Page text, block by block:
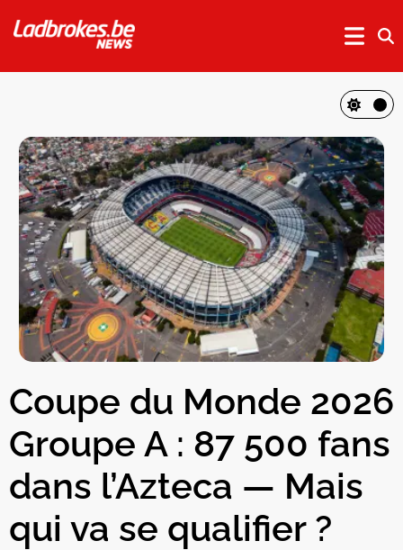
Coupe du Monde 2026
Groupe A : 87 500 fans
dans l’Azteca — Mais
qui va se qualifier ?